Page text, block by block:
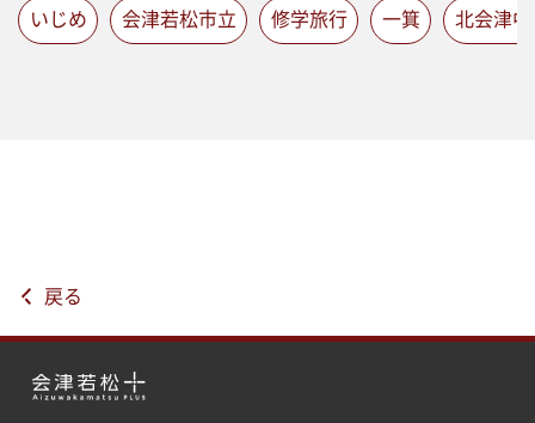
いじめ 会津若松市立 修学旅行 一箕 北会津中
戻る